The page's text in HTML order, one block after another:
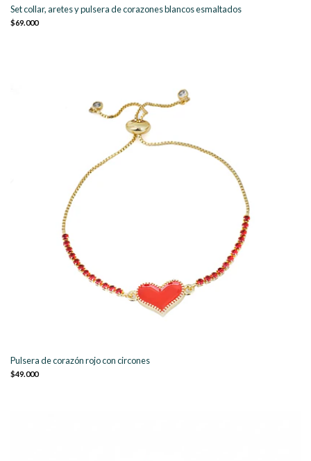
Set collar, aretes y pulsera de corazones blancos esmaltados
$69.000
Pulsera de corazón rojo con circones
$49.000